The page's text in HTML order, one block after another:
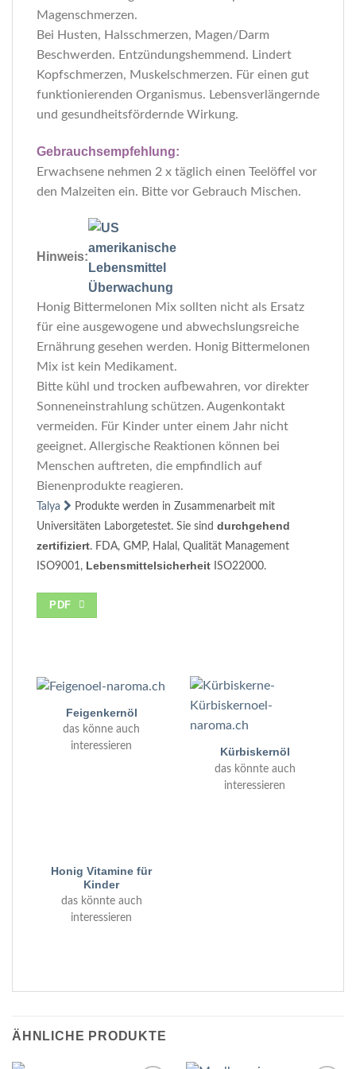
Magenschmerzen.
Bei Husten, Halsschmerzen, Magen/Darm
Beschwerden. Entzündungshemmend. Lindert
Kopfschmerzen, Muskelschmerzen. Für einen gut
funktionierenden Organismus. Lebensverlängernde
und gesundheitsfördernde Wirkung.
Gebrauchsempfehlung:
Erwachsene nehmen 2 x täglich einen Teelöffel vor
den Malzeiten ein. Bitte vor Gebrauch Mischen.
Hinweis:
Honig Bittermelonen Mix sollten nicht als Ersatz
für eine ausgewogene und abwechslungsreiche
Ernährung gesehen werden. Honig Bittermelonen
Mix ist kein Medikament.
Bitte kühl und trocken aufbewahren, vor direkter
Sonneneinstrahlung schützen. Augenkontakt
vermeiden. Für Kinder unter einem Jahr nicht
geeignet. Allergische Reaktionen können bei
Menschen auftreten, die empfindlich auf
Bienenprodukte reagieren.
Talya
Produkte werden in Zusammenarbeit mit
Universitäten Laborgetestet. Sie sind durchgehend
zertifiziert. FDA, GMP, Halal, Qualität Management
ISO9001, Lebensmittelsicherheit ISO22000.
PDF
Feigenkernöl
das könne auch
interessieren
Kürbiskernöl
das könnte auch
interessieren
Honig Vitamine für
Kinder
das könnte auch
interessieren
ÄHNLICHE PRODUKTE